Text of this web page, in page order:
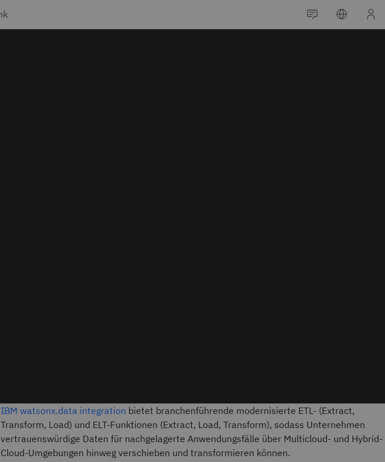
IBM watsonx.data integration bietet branchenführende modernisierte ETL- (Extract,
Transform, Load) und ELT-Funktionen (Extract, Load, Transform), sodass Unternehmen
vertrauenswürdige Daten für nachgelagerte Anwendungsfälle über Multicloud- und Hybrid-
Cloud-Umgebungen hinweg verschieben und transformieren können.